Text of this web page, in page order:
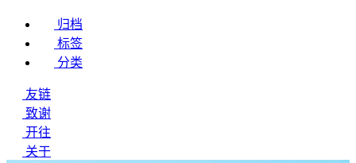
归档
标签
分类
友链
致谢
开往
关于